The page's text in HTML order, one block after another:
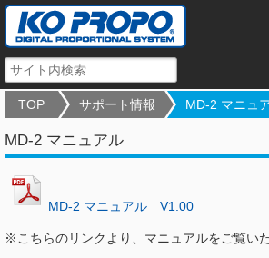
TOP サポート情報 MD-2 マニュ
MD-2 マニュアル
MD-2 マニュアル V1.00
※こちらのリンクより、マニュアルをご覧いた